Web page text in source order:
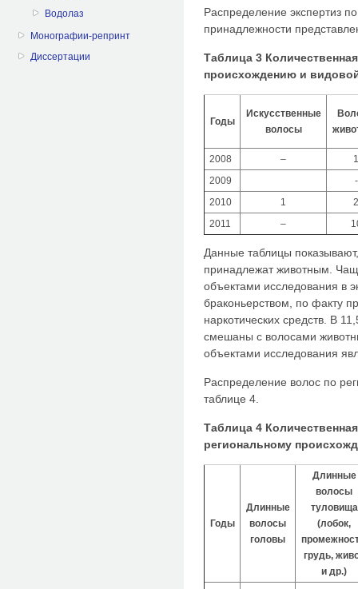
Водолаз
Монографии-репринт
Диссертации
Распределение экспертиз
принадлежности
Таблица 3
происхождению и
Годы
Искусственные
волосы
2008 –
1
2009
-
2010
1
2
2011
–
Данные таблицы
принадлежат животным.
объектами исследования в
браконьерством, по факту
наркотических средств. В
смешаны с волосами
объектами исследования
Распределение волос по
таблице 4.
Таблица 4
региональному
Годы
Длинные
волосы
головы
Длинные
волосы
туловища
(лобок,
грудь,
и др.)